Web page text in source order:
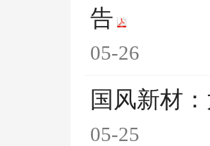
告
05-26
国风新材
05-25